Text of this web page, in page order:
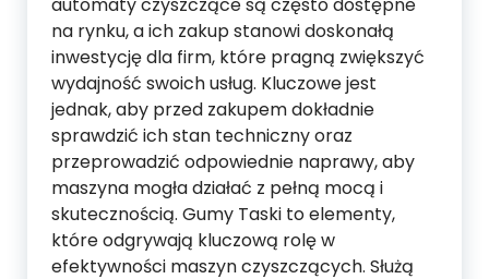
automaty czyszczące są często dostępne
na rynku, a ich zakup stanowi doskonałą
inwestycję dla firm, które pragną zwiększyć
wydajność swoich usług. Kluczowe jest
jednak, aby przed zakupem dokładnie
sprawdzić ich stan techniczny oraz
przeprowadzić odpowiednie naprawy, aby
maszyna mogła działać z pełną mocą i
skutecznością. Gumy Taski to elementy,
które odgrywają kluczową rolę w
efektywności maszyn czyszczących. Służą